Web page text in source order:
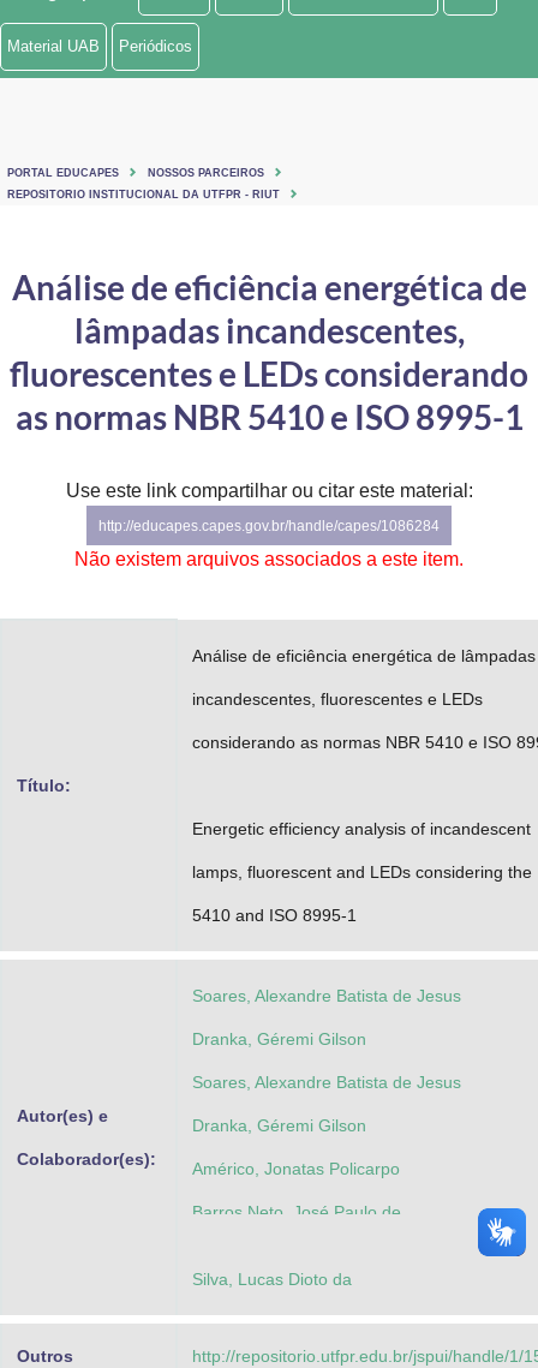
Ministério de Minas e Energia
Ministério do Turismo
Controladoria-Geral da União
Ministério da Mulher, da Família e dos Direitos Humanos
Gabinete de Segurança Institucional
Advocacia-Geral da União
Material UAB Periódicos
PORTAL EDUCAPES
NOSSOS PARCEIROS
REPOSITORIO INSTITUCIONAL DA UTFPR - RIUT
Análise de eficiência energética de
lâmpadas incandescentes,
fluorescentes e LEDs considerando
as normas NBR 5410 e ISO 8995-1
Use este link compartilhar ou citar este material:
http://educapes.capes.gov.br/handle/capes/1086284
Não existem arquivos associados a este item.
Título:
Análise de eficiência energética de lâmpadas
incandescentes, fluorescentes e LEDs
considerando as normas NBR 5410 e ISO
Energetic efficiency analysis of incandescent
lamps, fluorescent and LEDs considering the
5410 and ISO 8995-1
Autor(es) e
Colaborador(es):
Soares, Alexandre Batista de Jesus
Dranka, Géremi Gilson
Soares, Alexandre Batista de Jesus
Dranka, Géremi Gilson
Américo, Jonatas Policarpo
Barros Neto, José Paulo de
Silva, Lucas Dioto da
Outros http://repositorio.utfpr.edu.br/jspui/handle/1/